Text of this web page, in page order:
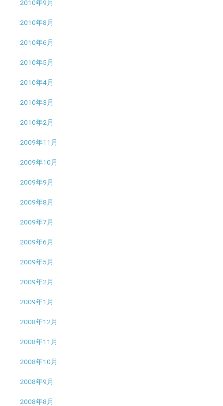
2010年9月
2010年8月
2010年6月
2010年5月
2010年4月
2010年3月
2010年2月
2009年11月
2009年10月
2009年9月
2009年8月
2009年7月
2009年6月
2009年5月
2009年2月
2009年1月
2008年12月
2008年11月
2008年10月
2008年9月
2008年8月